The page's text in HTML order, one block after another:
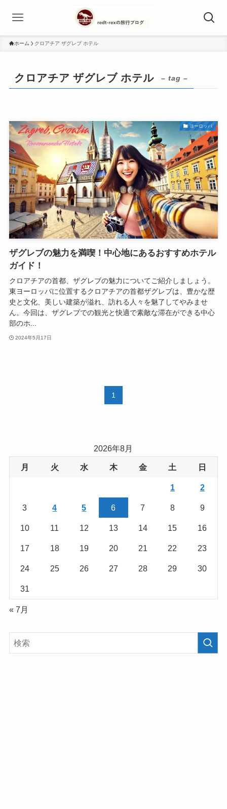
ホーム クロアチア ザグレブ ホテル
クロアチア ザグレブ ホテル – tag –
ヨーロッパ
ザグレブの魅力を満喫！中心地にあるおすすめホテル
ガイド！
クロアチアの首都、ザグレブの魅力についてご紹介しましょう。
東ヨーロッパに位置するクロアチアの首都ザグレブは、豊かな歴
史と文化、美しい建築が溢れ、訪れる人々を魅了してやみませ
ん。今回は、ザグレブでの観光と快適で素敵な滞在ができる中心
部のホ...
2024年5月17日
1
2026年8月
月 火 水 木 金 土 日
1 2
3 4 5 6 7 8 9
10 11 12 13 14 15 16
17 18 19 20 21 22 23
24 25 26 27 28 29 30
31
« 7月